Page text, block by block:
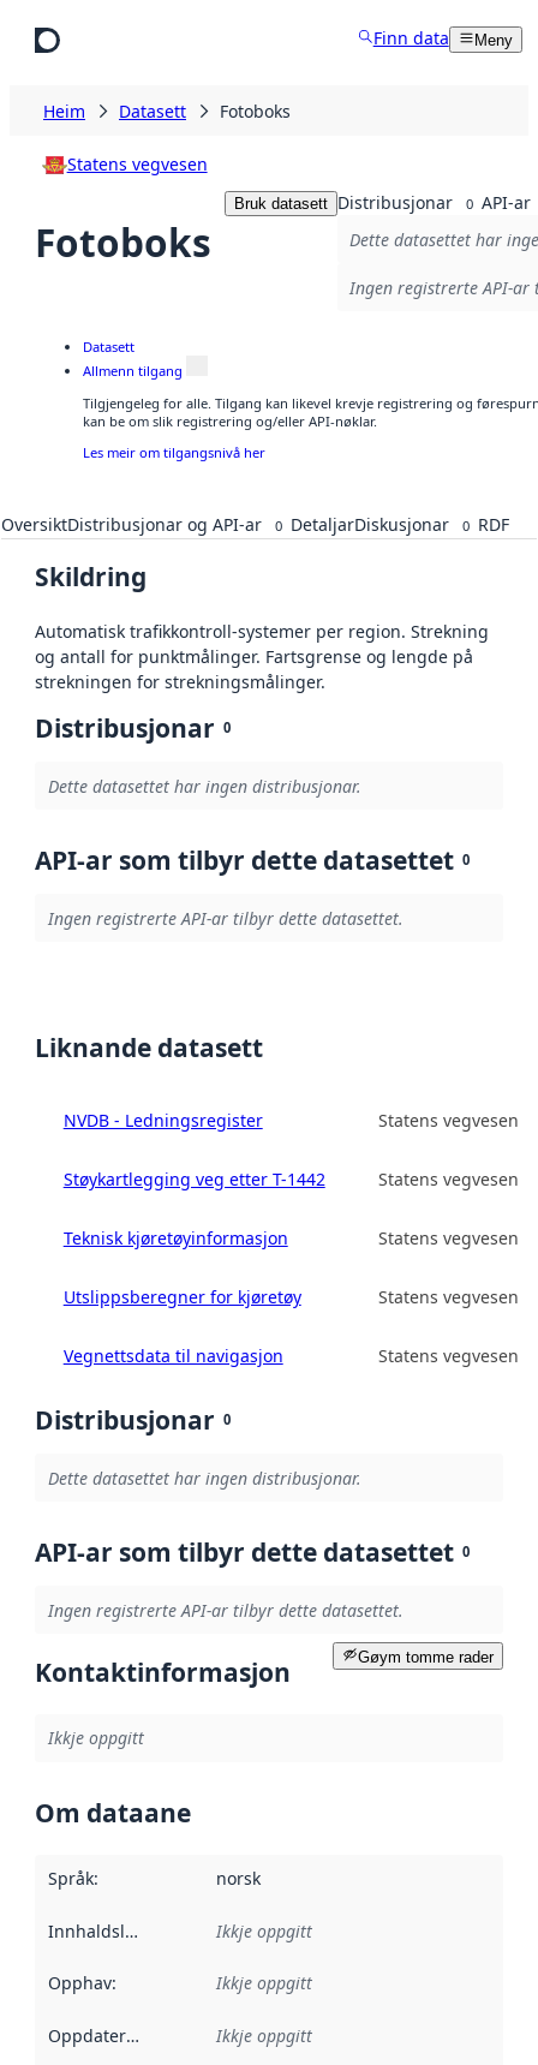
Finn data Meny
Heim Datasett Fotoboks
Statens vegvesen
Fotoboks
Bruk datasett Distribusjonar 0 API-ar
Dette datasettet har
Ingen registrerte API-
Datasett
Allmenn tilgang
Tilgjengeleg for alle. Tilgang kan likevel krevje registrering og
kan be om slik registrering og/eller API-nøklar.
Les meir om tilgangsnivå her
OversiktDistribusjonar og API-ar 0 DetaljarDiskusjonar 0 RDF
Skildring
Automatisk trafikkontroll-systemer per region. Strekning
og antall for punktmålinger. Fartsgrense og lengde på
strekningen for strekningsmålinger.
Distribusjonar 0
Dette datasettet har ingen distribusjonar.
API-ar som tilbyr dette datasettet 0
Ingen registrerte API-ar tilbyr dette datasettet.
Liknande datasett
NVDB - Ledningsregister Statens vegvesen
Støykartlegging veg etter T-1442 Statens vegvesen
Teknisk kjøretøyinformasjon Statens vegvesen
Utslippsberegner for kjøretøy Statens vegvesen
Vegnettsdata til navigasjon Statens vegvesen
Distribusjonar 0
Dette datasettet har ingen distribusjonar.
API-ar som tilbyr dette datasettet 0
Ingen registrerte API-ar tilbyr dette datasettet.
Gøym tomme rader
Kontaktinformasjon
Ikkje oppgitt
Om dataane
Språk: norsk
Innhaldsleverandørar :
Ikkje oppgitt
Opphav: Ikkje oppgitt
Oppdateringsfrekvens :
Ikkje oppgitt